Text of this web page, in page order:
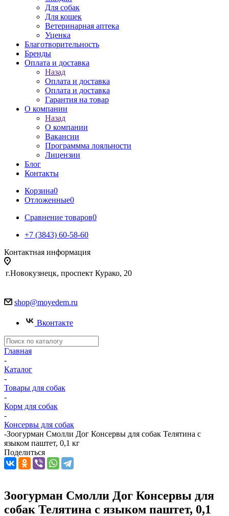
Для собак
Для кошек
Ветеринарная аптека
Уценка
Благотворительность
Бренды
Оплата и доставка
Назад
Оплата и доставка
Оплата и доставка
Гарантия на товар
О компании
Назад
О компании
Вакансии
Программма лояльности
Лицензии
Блог
Контакты
Корзина0
Отложенные0
Сравнение товаров0
+7 (3843) 60-58-60
Контактная информация
г.Новокузнецк, проспект Курако, 20
shop@moyedem.ru
Вконтакте
Главная
-
Каталог
-
Товары для собак
-
Корм для собак
-
Консервы для собак
-Зоогурман Смолли Дог Консервы для собак Телятина с
языком паштет, 0,1 кг
Поделиться
Зоогурман Смолли Дог Консервы для
собак Телятина с языком паштет, 0,1